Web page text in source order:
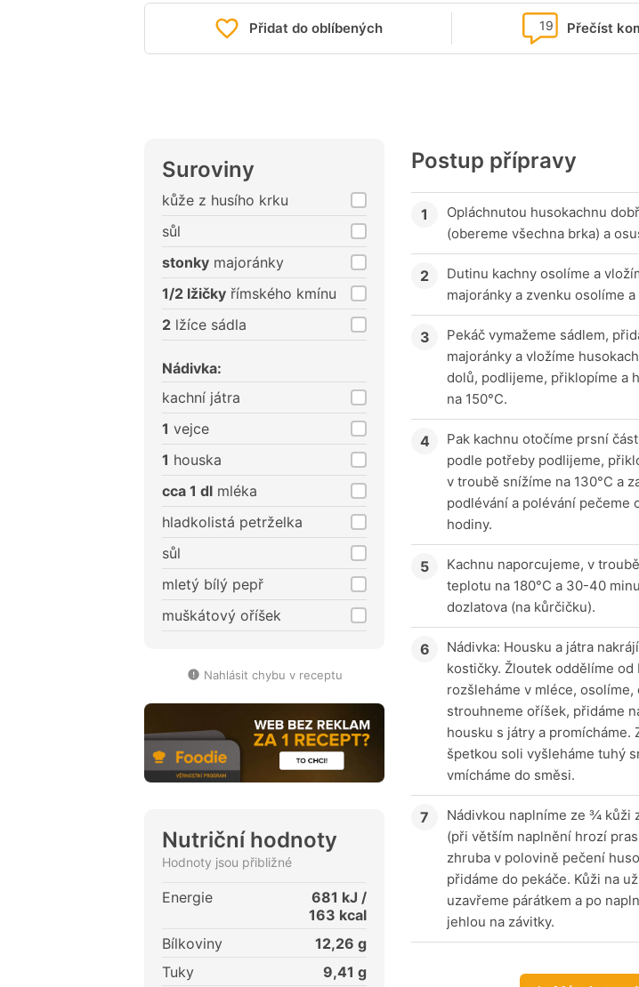
Přidat do oblíbených Přečíst
19
Suroviny
kůže z husího krku
sůl
stonky majoránky
1/2 lžičky římského kmínu
2 lžíce sádla
Nádivka:
kachní játra
1 vejce
1 houska
cca 1 dl mléka
hladkolistá petrželka
sůl
mletý bílý pepř
muškátový oříšek
Nahlásit chybu v receptu
Nutriční hodnoty
Hodnoty jsou přibližné
Energie 681 kJ /
163 kcal
Bílkoviny
12,26 g
Tuky
9,41 g
Postup přípravy
Opláchnutou husokachnu
(obereme všechna brka) a
Dutinu kachny osolíme a
majoránky a zvenku osolíme
Pekáč vymažeme sádlem,
majoránky a vložíme
dolů, podlijeme, přiklopíme a
na 150°C.
Pak kachnu otočíme prsní
podle potřeby podlijeme,
v troubě snížíme na 130°C a
podlévání a polévání pečeme
hodiny.
Kachnu naporcujeme, v
teplotu na 180°C a 30-40
dozlatova (na kůrčičku).
Nádivka: Housku a játra
kostičky. Žloutek oddělíme od
rozšleháme v mléce, osolíme,
strouhneme oříšek, přidáme
housku s játry a promícháme.
špetkou soli vyšleháme tuhý
vmícháme do směsi.
Nádivkou naplníme ze ¾ kůži
(při větším naplnění hrozí
zhruba v polovině pečení
přidáme do pekáče. Kůži na
uzavřeme párátkem a po
jehlou na závitky.